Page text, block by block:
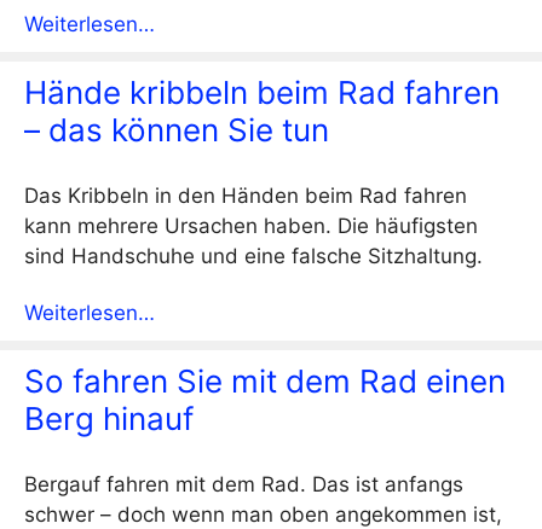
Weiterlesen…
Hände kribbeln beim Rad fahren
– das können Sie tun
Das Kribbeln in den Händen beim Rad fahren
kann mehrere Ursachen haben. Die häufigsten
sind Handschuhe und eine falsche Sitzhaltung.
Weiterlesen…
So fahren Sie mit dem Rad einen
Berg hinauf
Bergauf fahren mit dem Rad. Das ist anfangs
schwer – doch wenn man oben angekommen ist,